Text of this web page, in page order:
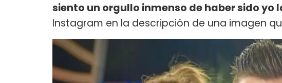
siento un orgullo inmenso de haber sido yo
Instagram en la descripción de una imagen